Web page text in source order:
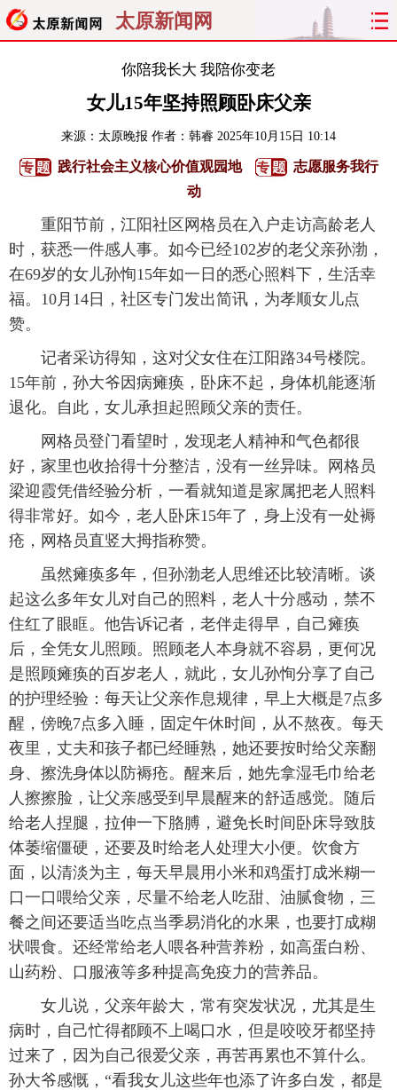
太原新闻网
聚焦 太原
关注 文明
纵横 曝光 综合 专题
看天下 晋月读 最太原 网罗民生
太原日报 太原晚报 热评 社区
你陪我长大 我陪你变老
女儿15年坚持照顾卧床父亲
来源： 太原晚报 作者：韩睿 2025年10月15日 10:14
践行社会主义核心价值观园地
志愿服务我行
动
重阳节前，江阳社区网格员在入户走访高龄老人
时，获悉一件感人事。如今已经102岁的老父亲孙渤，
在69岁的女儿孙恂15年如一日的悉心照料下，生活幸
福。10月14日，社区专门发出简讯，为孝顺女儿点
赞。
记者采访得知，这对父女住在江阳路34号楼院。
15年前，孙大爷因病瘫痪，卧床不起，身体机能逐渐
退化。自此，女儿承担起照顾父亲的责任。
网格员登门看望时，发现老人精神和气色都很
好，家里也收拾得十分整洁，没有一丝异味。网格员
梁迎霞凭借经验分析，一看就知道是家属把老人照料
得非常好。如今，老人卧床15年了，身上没有一处褥
疮，网格员直竖大拇指称赞。
虽然瘫痪多年，但孙渤老人思维还比较清晰。谈
起这么多年女儿对自己的照料，老人十分感动，禁不
住红了眼眶。他告诉记者，老伴走得早，自己瘫痪
后，全凭女儿照顾。照顾老人本身就不容易，更何况
是照顾瘫痪的百岁老人，就此，女儿孙恂分享了自己
的护理经验：每天让父亲作息规律，早上大概是7点多
醒，傍晚7点多入睡，固定午休时间，从不熬夜。每天
夜里，丈夫和孩子都已经睡熟，她还要按时给父亲翻
身、擦洗身体以防褥疮。醒来后，她先拿湿毛巾给老
人擦擦脸，让父亲感受到早晨醒来的舒适感觉。随后
给老人捏腿，拉伸一下胳膊，避免长时间卧床导致肢
体萎缩僵硬，还要及时给老人处理大小便。饮食方
面，以清淡为主，每天早晨用小米和鸡蛋打成米糊一
口一口喂给父亲，尽量不给老人吃甜、油腻食物，三
餐之间还要适当吃点当季易消化的水果，也要打成糊
状喂食。还经常给老人喂各种营养粉，如高蛋白粉、
山药粉、口服液等多种提高免疫力的营养品。
女儿说，父亲年龄大，常有突发状况，尤其是生
病时，自己忙得都顾不上喝口水，但是咬咬牙都坚持
过来了，因为自己很爱父亲，再苦再累也不算什么。
孙大爷感慨，“看我女儿这些年也添了许多白发，都是